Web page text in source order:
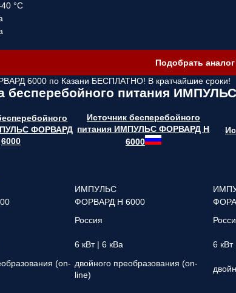
°C
Подобрать аналог
6000 по Казани БЕСПЛАТНО! В кратчайшие сроки!
бесперебойного питания
ФОРВАРД
6000
Источник бесперебойного
питания ИМПУЛЬС ФОРВАРД Н
6000
ИМПУЛЬС
ФОРВАРД Н 6000
Россия
6 кВт | 6 кВа 6 кВт
(on- двойного преобразования (on-
line)